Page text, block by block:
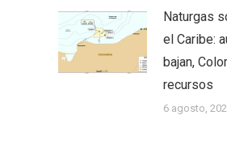
Naturgas
el Caribe:
bajan,
recursos
6 agosto,